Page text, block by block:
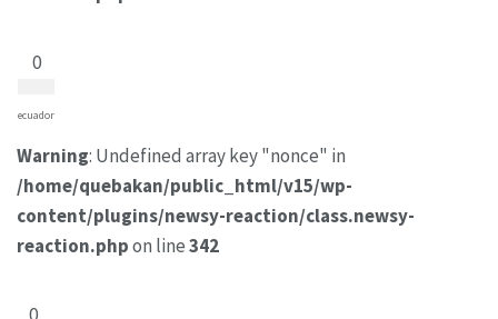
0
ecuador
Warning: Undefined array key "nonce" in
/home/quebakan/public_html/v15/wp-
content/plugins/newsy-reaction/class.newsy-
reaction.phpon line342